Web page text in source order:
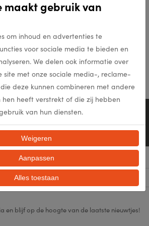
advies
26 48 11
en blijf op de hoogte van de laatste nieuwtjes!
maakt gebruik van
om inhoud en advertenties te
voor sociale media te bieden en
We delen ook informatie over
site met onze sociale media-, reclame-
deze kunnen combineren met andere
heeft verstrekt of die zij hebben
van hun diensten.
Weigeren
Aanpassen
Alles toestaan